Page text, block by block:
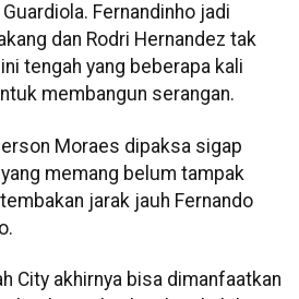
Fernandinho jadi
dan Rodri Hernandez tak
tengah yang beberapa kali
membangun serangan.
Moraes dipaksa sigap
memang belum tampak
jarak jauh Fernando
City akhirnya bisa dimanfaatkan